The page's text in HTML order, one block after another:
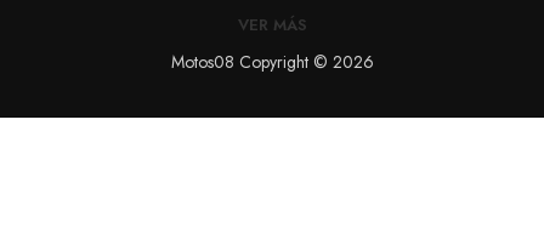
VER MÁS
Motos08 Copyright © 2026